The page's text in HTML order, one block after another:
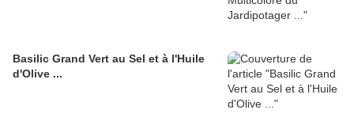
Basilic Grand Vert au Sel et à l'Huile
d'Olive ...